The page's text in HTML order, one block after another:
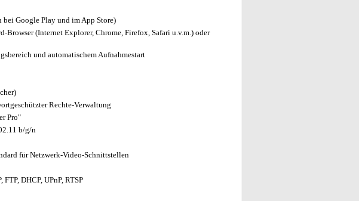
Google Play und im App Store)
Browser (Internet Explorer, Chrome, Firefox, Safari u.v.m.) oder
und automatischem Aufnahmestart
Rechte-Verwaltung
Pro"
b/g/n
für Netzwerk-Video-Schnittstellen
DHCP, UPnP, RTSP